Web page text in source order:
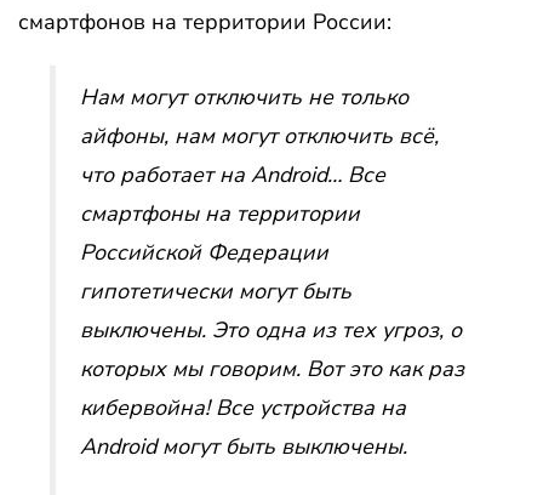
смартфонов на территории России:
Нам могут отключить не только
айфоны, нам могут отключить всё,
что работает на Android… Все
смартфоны на территории
Российской Федерации
гипотетически могут быть
выключены. Это одна из тех угроз, о
которых мы говорим. Вот это как раз
кибервойна! Все устройства на
Android могут быть выключены.